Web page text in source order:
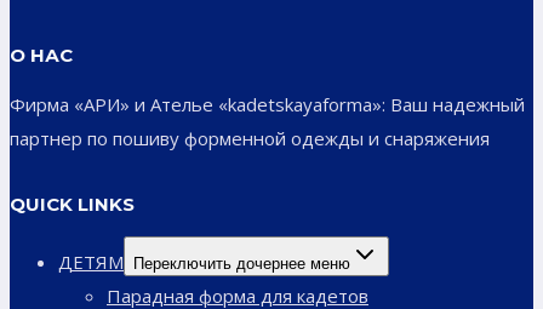
О НАС
Фирма «АРИ» и Ателье «kadetskayaforma»: Ваш надежный
партнер по пошиву форменной одежды и снаряжения
QUICK LINKS
ДЕТЯМ Переключить дочернее меню
Парадная форма для кадетов